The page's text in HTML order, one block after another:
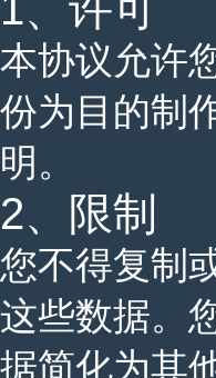
本协议允许
份为目的制
明。
2、限制
您不得复制
这些数据。
据简化为其